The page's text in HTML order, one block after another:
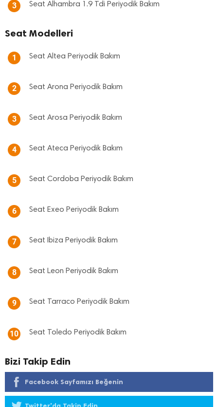
3 Seat Alhambra 1.9 Tdi Periyodik Bakım
Seat Modelleri
1 Seat Altea Periyodik Bakım
2 Seat Arona Periyodik Bakım
3 Seat Arosa Periyodik Bakım
4 Seat Ateca Periyodik Bakım
5 Seat Cordoba Periyodik Bakım
6 Seat Exeo Periyodik Bakım
7 Seat Ibiza Periyodik Bakım
8 Seat Leon Periyodik Bakım
9 Seat Tarraco Periyodik Bakım
10 Seat Toledo Periyodik Bakım
Bizi Takip Edin
Facebook Sayfamızı Beğenin